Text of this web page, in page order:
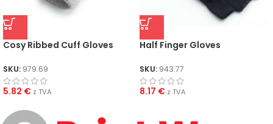
Cosy Ribbed Cuff Gloves
SKU: 979.69
5.82 € z TVA
Half Finger Gloves
SKU: 943.77
8.17 € z TVA